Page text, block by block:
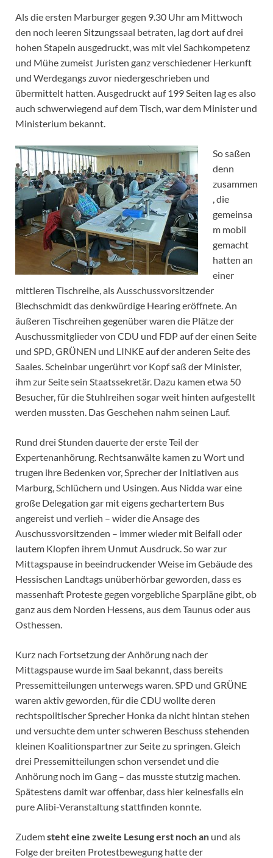
Als die ersten Marburger gegen 9.30 Uhr am Mittwoch
den noch leeren Sitzungssaal betraten, lag dort auf drei
hohen Stapeln ausgedruckt, was mit viel Sachkompetenz
und Mühe zumeist Juristen ganz verschiedener Herkunft
und Werdegangs zuvor niedergeschrieben und
übermittelt hatten. Ausgedruckt auf 199 Seiten lag es also
auch schwerwiegend auf dem Tisch, war dem Minister und
Ministerium bekannt.
So saßen
denn
zusammen
, die
gemeinsa
m mobil
gemacht
hatten an
einer
mittleren Tischreihe, als Ausschussvorsitzender
Blechschmidt das denkwürdige Hearing eröffnete. An
äußeren Tischreihen gegenüber waren die Plätze der
Auschussmitglieder von CDU und FDP auf der einen Seite
und SPD, GRÜNEN und LINKE auf der anderen Seite des
Saales. Scheinbar ungerührt vor Kopf saß der Minister,
ihm zur Seite sein Staatssekretär. Dazu kamen etwa 50
Besucher, für die Stuhlreihen sogar weit hinten aufgestellt
werden mussten. Das Geschehen nahm seinen Lauf.
Rund drei Stunden dauerte der erste Teil der
Expertenanhörung. Rechtsanwälte kamen zu Wort und
trugen ihre Bedenken vor, Sprecher der Initiativen aus
Marburg, Schlüchern und Usingen. Aus Nidda war eine
große Delegation gar mit eigens gechartertem Bus
angereist und verlieh – wider die Ansage des
Auschussvorsitzenden – immer wieder mit Beifall oder
lautem Klopfen ihrem Unmut Ausdruck. So war zur
Mittagspause in beeindruckender Weise im Gebäude des
Hessischen Landtags unüberhörbar geworden, dass es
massenhaft Proteste gegen vorgebliche Sparpläne gibt, ob
ganz aus dem Norden Hessens, aus dem Taunus oder aus
Osthessen.
Kurz nach Fortsetzung der Anhörung nach der
Mittagspause wurde im Saal bekannt, dass bereits
Pressemitteilungen unterwegs waren. SPD und GRÜNE
waren aktiv geworden, für die CDU wollte deren
rechtspolitischer Sprecher Honka da nicht hintan stehen
und versuchte dem unter schweren Beschuss stehenden
kleinen Koalitionspartner zur Seite zu springen. Gleich
drei Pressemitteilungen schon versendet und die
Anhörung noch im Gang – das musste stutzig machen.
Spätestens damit war offenbar, dass hier keinesfalls ein
pure Alibi-Veranstaltung stattfinden konnte.
Zudemsteht eine zweite Lesung erst noch an und als
Folge der breiten Protestbewegung hatte der